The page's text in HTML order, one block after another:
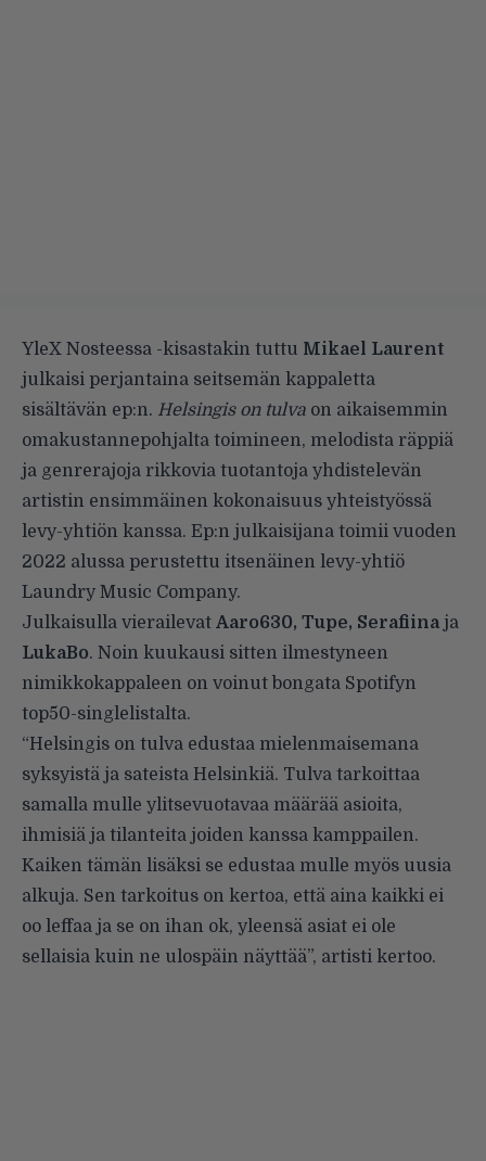
YleX Nosteessa -kisastakin tuttu Mikael Laurent
julkaisi perjantaina seitsemän kappaletta
sisältävän ep:n. Helsingis on tulva on aikaisemmin
omakustannepohjalta toimineen, melodista räppiä
ja genrerajoja rikkovia tuotantoja yhdistelevän
artistin ensimmäinen kokonaisuus yhteistyössä
levy-yhtiön kanssa. Ep:n julkaisijana toimii vuoden
2022 alussa perustettu itsenäinen levy-yhtiö
Laundry Music Company.
Julkaisulla vierailevat Aaro630, Tupe, Serafiina ja
LukaBo. Noin kuukausi sitten ilmestyneen
nimikkokappaleen on voinut bongata Spotifyn
top50-singlelistalta.
“Helsingis on tulva edustaa mielenmaisemana
syksyistä ja sateista Helsinkiä. Tulva tarkoittaa
samalla mulle ylitsevuotavaa määrää asioita,
ihmisiä ja tilanteita joiden kanssa kamppailen.
Kaiken tämän lisäksi se edustaa mulle myös uusia
alkuja. Sen tarkoitus on kertoa, että aina kaikki ei
oo leffaa ja se on ihan ok, yleensä asiat ei ole
sellaisia kuin ne ulospäin näyttää”, artisti kertoo.